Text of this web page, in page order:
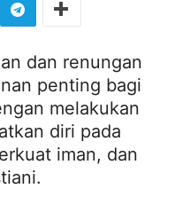
dan renungan
penting bagi
melakukan
diri pada
iman, dan